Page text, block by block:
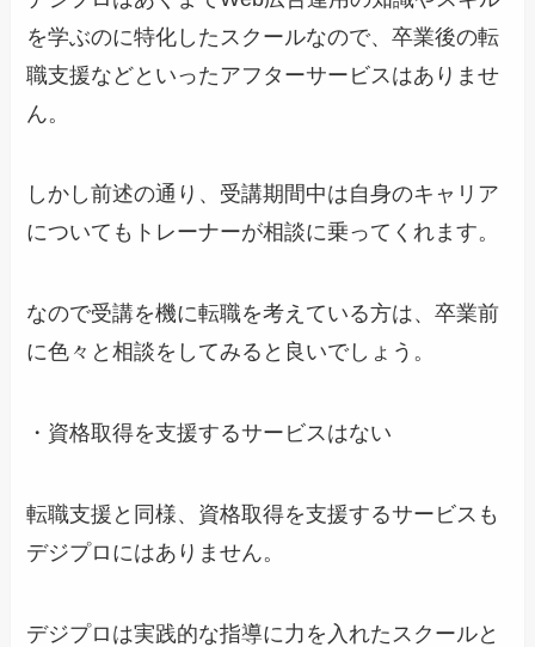
を学ぶのに特化したスクールなので、卒業後の転
職支援などといったアフターサービスはありませ
ん。
しかし前述の通り、受講期間中は自身のキャリア
についてもトレーナーが相談に乗ってくれます。
なので受講を機に転職を考えている方は、卒業前
に色々と相談をしてみると良いでしょう。
・資格取得を支援するサービスはない
転職支援と同様、資格取得を支援するサービスも
デジプロにはありません。
デジプロは実践的な指導に力を入れたスクールと